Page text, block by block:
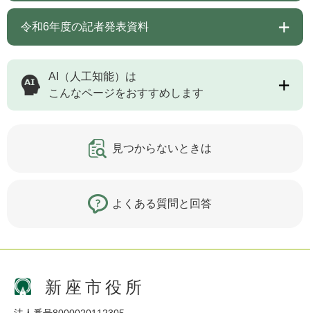
令和6年度の記者発表資料
AI（人工知能）は
こんなページをおすすめします
見つからないときは
よくある質問と回答
新座市役所